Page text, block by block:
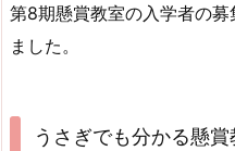
第8期懸賞教室の入学者の
ました。
うさぎでも分かる懸